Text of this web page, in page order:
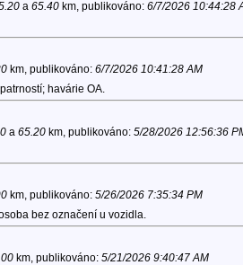
a 65.40km, publikováno: 6/7/2026 10:44:28
km, publikováno: 6/7/2026 10:41:28 AM
havárie OA.
a 65.20km, publikováno: 5/28/2026 12:56:36
km, publikováno: 5/26/2026 7:35:34 PM
bez označení u vozidla.
km, publikováno: 5/21/2026 9:40:47 AM